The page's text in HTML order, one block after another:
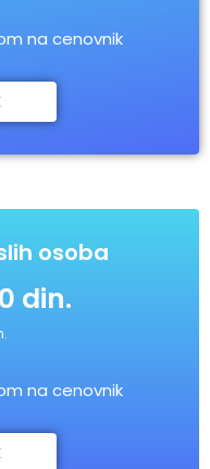
na cenovnik
osoba
din.
na cenovnik